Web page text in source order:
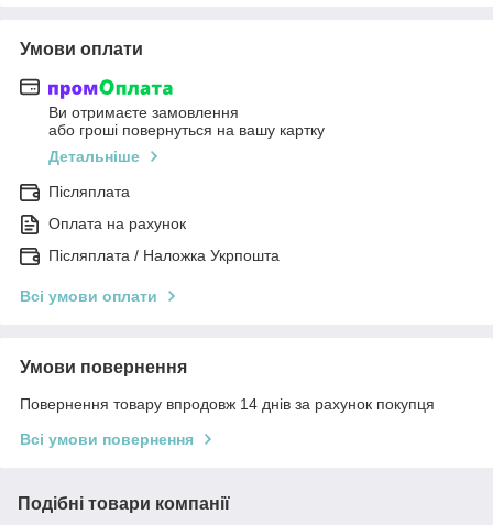
Умови оплати
Ви отримаєте замовлення
або гроші повернуться на вашу картку
Детальніше
Післяплата
Оплата на рахунок
Післяплата / Наложка Укрпошта
Всі умови оплати
Умови повернення
Повернення товару впродовж 14 днів за рахунок покупця
Всі умови повернення
Подібні товари компанії